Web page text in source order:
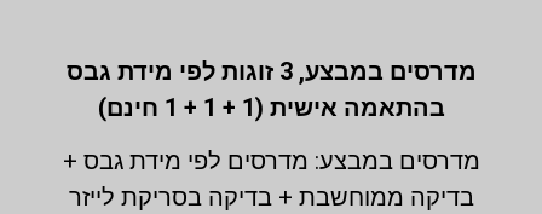
מדרסים במבצע,
3 זוגות לפי מידת גבס
בהתאמה אישית (1 + 1 + 1 חינם)
מדרסים במבצע: מדרסים לפי מידת גבס +
בדיקה ממוחשבת + בדיקה בסריקת לייזר